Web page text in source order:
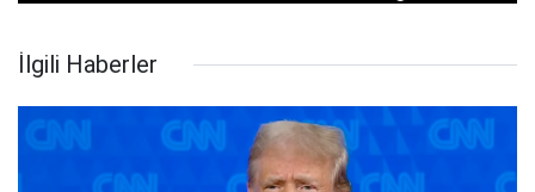
İlgili Haberler